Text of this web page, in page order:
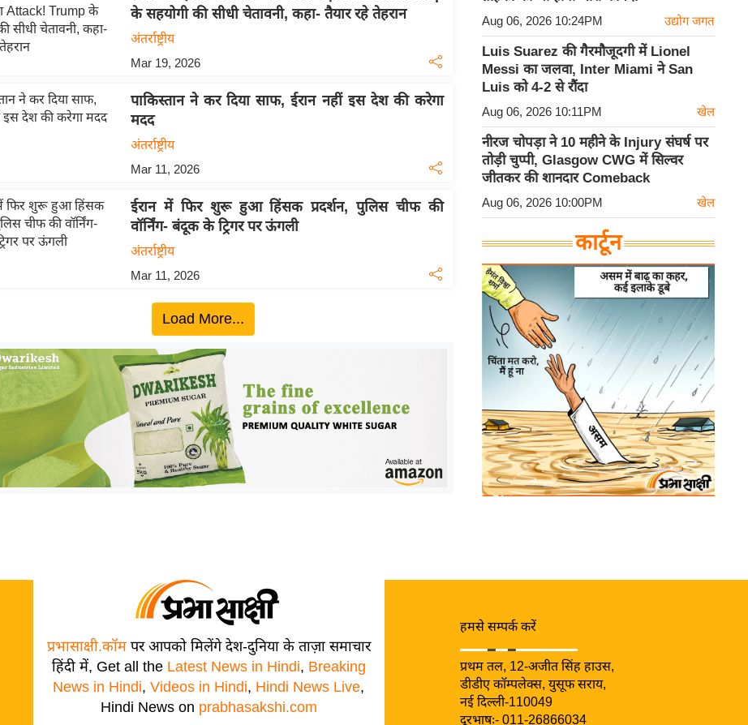
के सहयोगी की सीधी चेतावनी, कहा- तैयार रहे तेहरान
अंतर्राष्ट्रीय
Mar 19, 2026
पाकिस्तान ने कर दिया साफ, ईरान नहीं इस देश की करेगा
मदद
अंतर्राष्ट्रीय
Mar 11, 2026
ईरान में फिर शुरू हुआ हिंसक प्रदर्शन, पुलिस चीफ की
वॉर्निंग- बंदूक के ट्रिगर पर ऊंगली
अंतर्राष्ट्रीय
Mar 11, 2026
Load More...
Aug 06, 2026 10:24PM उद्योग जगत
Luis Suarez की गैरमौजूदगी में Lionel
Messi का जलवा, Inter Miami ने San
Luis को 4-2 से रौंदा
Aug 06, 2026 10:11PM खेल
नीरज चोपड़ा ने 10 महीने के Injury संघर्ष पर
तोड़ी चुप्पी, Glasgow CWG में सिल्वर
जीतकर की शानदार Comeback
Aug 06, 2026 10:00PM खेल
कार्टून
प्रभासाक्षी.कॉमपर आपको मिलेंगे देश-दुनिया के ताज़ा समाचार
हिंदी में, Get all the Latest News in Hindi, Breaking
News in Hindi,Videos in Hindi, Hindi News Live,
Hindi News on prabhasakshi.com
हमसे सम्पर्क करें
प्रथम तल, 12-अजीत सिंह हाउस,
डीडीए कॉम्पलेक्स, युसूफ सराय,
नई दिल्ली-110049
दूरभाषः- 011-26866034